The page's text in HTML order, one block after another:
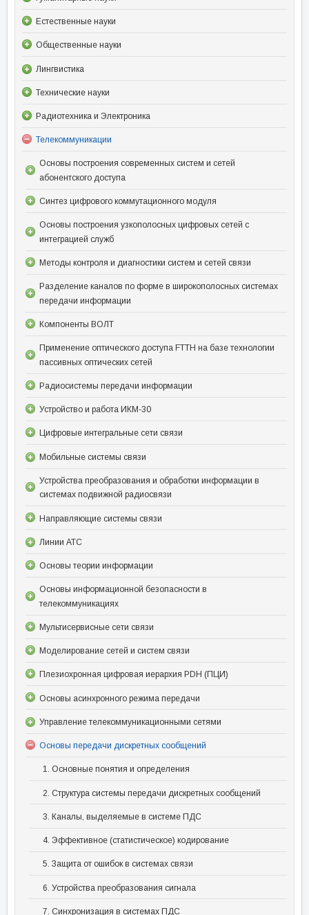
Естественные науки
Общественные науки
Лингвистика
Технические науки
Радиотехника и Электроника
Телекоммуникации
Основы построения современных систем и сетей
абонентского доступа
Синтез цифрового коммутационного модуля
Основы построения узкополосных цифровых сетей с
интеграцией служб
Методы контроля и диагностики систем и сетей связи
Разделение каналов по форме в широкополосных системах
передачи информации
Компоненты ВОЛТ
Применение оптического доступа FTTH на базе технологии
пассивных оптических сетей
Радиосистемы передачи информации
Устройство и работа ИКМ-30
Цифровые интегральные сети связи
Мобильные системы связи
Устройства преобразования и обработки информации в
системах подвижной радиосвязи
Направляющие системы связи
Линии АТС
Основы теории информации
Основы информационной безопасности в
телекоммуникациях
Мультисервисные сети связи
Моделирование сетей и систем связи
Плезиохронная цифровая иерархия PDH (ПЦИ)
Основы асинхронного режима передачи
Управление телекоммуникационными сетями
Основы передачи дискретных сообщений
1. Основные понятия и определения
2. Структура системы передачи дискретных сообщений
3. Каналы, выделяемые в системе ПДС
4. Эффективное (статистическое) кодирование
5. Защита от ошибок в системах связи
6. Устройства преобразования сигнала
7. Синхронизация в системах ПДС